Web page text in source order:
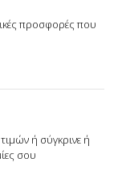
προσφορές που
ή σύγκρινε ή
σου